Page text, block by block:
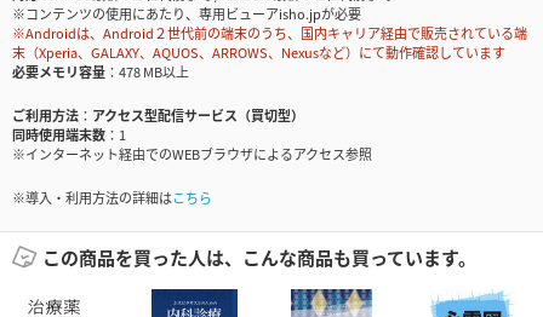
※コンテンツの使用にあたり、専用ビューアisho.jpが必要
※Androidは、Android２世代前の端末のうち、国内キャリア経由で販売されている端
末（Xperia、GALAXY、AQUOS、ARROWS、Nexusなど）にて動作確認しています
必要メモリ容量
478 MB以上
ご利用方法
アクセス型配信サービス（買切型）
同時使用端末数
1
※インターネット経由でのWEBブラウザによるアクセス参照
※導入・利用方法の詳細はこちら
この商品を買った人は、こんな商品も買っています。